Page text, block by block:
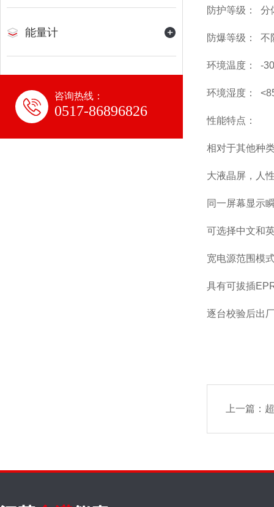
能量计
咨询热线：
0517-86896826
防护等级： 分
防爆等级： 不
环境温度： -
环境湿度：
性能特点：
相对于其他种
大液晶屏，人
同一屏幕显示
可选择中文和
宽电源范围模
具有可拔插
逐台校验后出
上一篇：